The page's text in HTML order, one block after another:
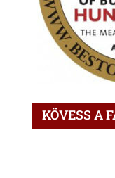
KÖVESS A